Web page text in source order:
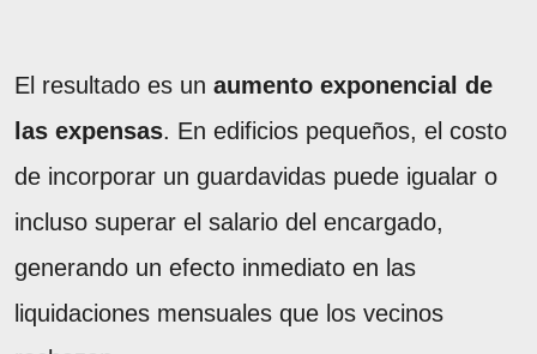
El resultado es un aumento exponencial de
las expensas. En edificios pequeños, el costo
de incorporar un guardavidas puede igualar o
incluso superar el salario del encargado,
generando un efecto inmediato en las
liquidaciones mensuales que los vecinos